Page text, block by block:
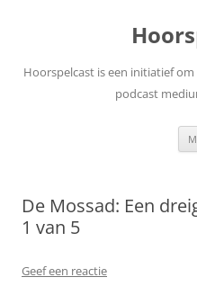
Hoorspelcast is een initiatief
podcast
De Mossad: Een
1 van 5
Geef een reactie